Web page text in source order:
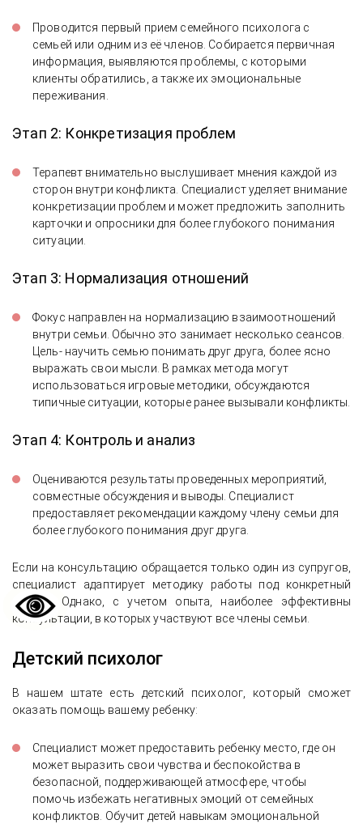
Проводится первый прием семейного психолога с
семьей или одним из её членов. Собирается первичная
информация, выявляются проблемы, с которыми
клиенты обратились, а также их эмоциональные
переживания.
Этап 2: Конкретизация проблем
Терапевт внимательно выслушивает мнения каждой из
сторон внутри конфликта. Специалист уделяет внимание
конкретизации проблем и может предложить заполнить
карточки и опросники для более глубокого понимания
ситуации.
Этап 3: Нормализация отношений
Фокус направлен на нормализацию взаимоотношений
внутри семьи. Обычно это занимает несколько сеансов.
Цель- научить семью понимать друг друга, более ясно
выражать свои мысли. В рамках метода могут
использоваться игровые методики, обсуждаются
типичные ситуации, которые ранее вызывали конфликты.
Этап 4: Контроль и анализ
Оцениваются результаты проведенных мероприятий,
совместные обсуждения и выводы. Специалист
предоставляет рекомендации каждому члену семьи для
более глубокого понимания друг друга.
Если на консультацию обращается только один из супругов,
специалист адаптирует методику работы под конкретный
случай. Однако, с учетом опыта, наиболее эффективны
консультации, в которых участвуют все члены семьи.
Детский психолог
В нашем штате есть детский психолог, который сможет
оказать помощь вашему ребенку:
Специалист может предоставить ребенку место, где он
может выразить свои чувства и беспокойства в
безопасной, поддерживающей атмосфере, чтобы
помочь избежать негативных эмоций от семейных
конфликтов. Обучит детей навыкам эмоциональной